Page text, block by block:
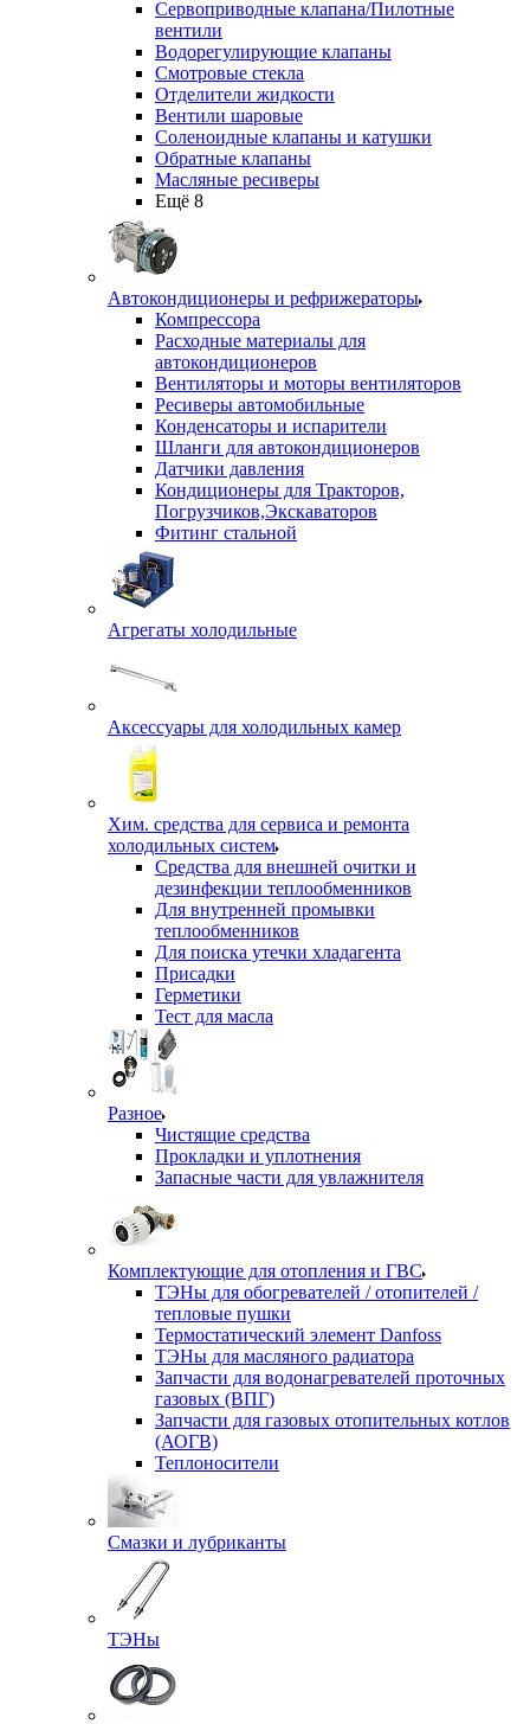
Сервоприводные клапана/Пилотные
вентили
Водорегулирующие клапаны
Смотровые стекла
Отделители жидкости
Вентили шаровые
Соленоидные клапаны и катушки
Обратные клапаны
Масляные ресиверы
Ещё 8
Автокондиционеры и рефрижераторы
Компрессора
Расходные материалы для
автокондиционеров
Вентиляторы и моторы вентиляторов
Ресиверы автомобильные
Конденсаторы и испарители
Шланги для автокондиционеров
Датчики давления
Кондиционеры для Тракторов,
Погрузчиков,Экскаваторов
Фитинг стальной
Агрегаты холодильные
Аксессуары для холодильных камер
Хим. средства для сервиса и ремонта
холодильных систем
Средства для внешней очитки и
дезинфекции теплообменников
Для внутренней промывки
теплообменников
Для поиска утечки хладагента
Присадки
Герметики
Тест для масла
Разное
Чистящие средства
Прокладки и уплотнения
Запасные части для увлажнителя
Комплектующие для отопления и ГВС
ТЭНы для обогревателей / отопителей /
тепловые пушки
Термостатический элемент Danfoss
ТЭНы для масляного радиатора
Запчасти для водонагревателей проточных
газовых (ВПГ)
Запчасти для газовых отопительных котлов
(АОГВ)
Теплоносители
Смазки и лубриканты
ТЭНы